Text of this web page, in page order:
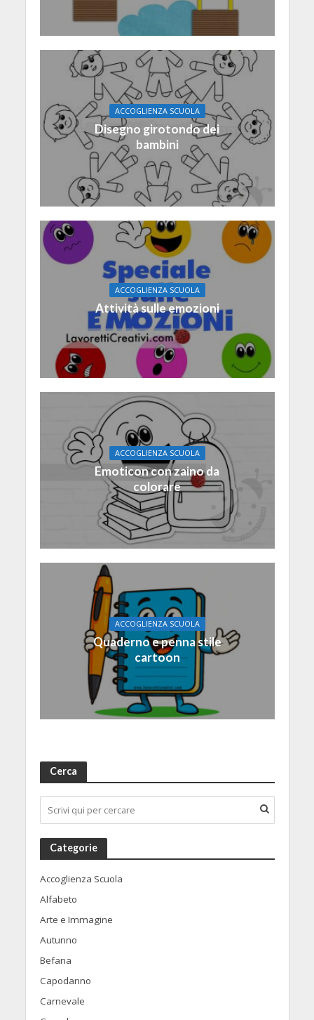
ACCOGLIENZA SCUOLA
Disegno girotondo dei
bambini
ACCOGLIENZA SCUOLA
Attività sulle emozioni
ACCOGLIENZA SCUOLA
Emoticon con zaino da
colorare
ACCOGLIENZA SCUOLA
Quaderno e penna stile
cartoon
Cerca
Categorie
Accoglienza Scuola
Alfabeto
Arte e Immagine
Autunno
Befana
Capodanno
Carnevale